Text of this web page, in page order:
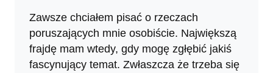
Zawsze chciałem pisać o rzeczach
poruszających mnie osobiście. Największą
frajdę mam wtedy, gdy mogę zgłębić jakiś
fascynujący temat. Zwłaszcza że trzeba się